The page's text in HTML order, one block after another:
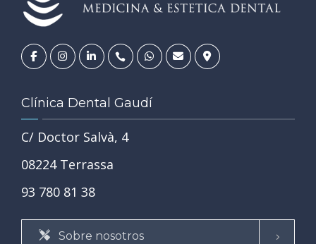
Clínica Dental Gaudí
C/ Doctor Salvà, 4
08224 Terrassa
93 780 81 38
Sobre nosotros